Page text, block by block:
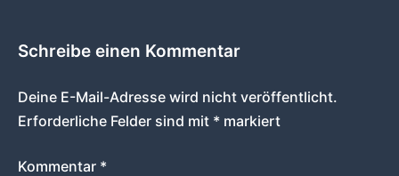
Schreibe einen Kommentar
Deine E-Mail-Adresse wird nicht veröffentlicht.
Erforderliche Felder sind mit * markiert
Kommentar *